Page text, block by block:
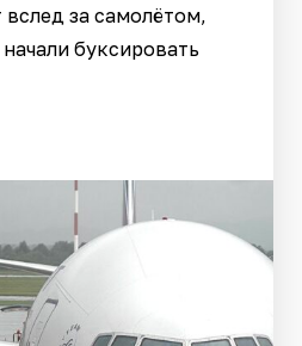
за самолётом,
буксировать